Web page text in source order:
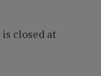
closed at